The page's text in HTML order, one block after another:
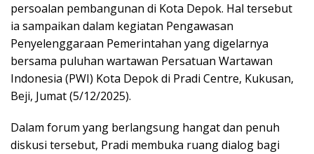
persoalan pembangunan di Kota Depok. Hal tersebut
ia sampaikan dalam kegiatan Pengawasan
Penyelenggaraan Pemerintahan yang digelarnya
bersama puluhan wartawan Persatuan Wartawan
Indonesia (PWI) Kota Depok di Pradi Centre, Kukusan,
Beji, Jumat (5/12/2025).
Dalam forum yang berlangsung hangat dan penuh
diskusi tersebut, Pradi membuka ruang dialog bagi